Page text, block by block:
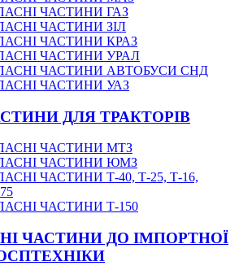
ЧАСТИНИ ГАЗ
ЧАСТИНИ ЗІЛ
ЧАСТИНИ КРАЗ
ЧАСТИНИ УРАЛ
ЧАСТИНИ АВТОБУСИ СНД
ЧАСТИНИ УАЗ
ДЛЯ ТРАКТОРІВ
ЧАСТИНИ МТЗ
ЧАСТИНИ ЮМЗ
ЧАСТИНИ Т-40, Т-25, Т-16,
ЧАСТИНИ Т-150
ЧАСТИНИ ДО ІМПОРТНОЇ